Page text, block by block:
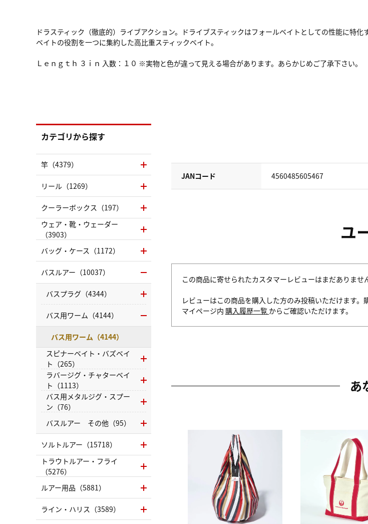
ドラスティック（徹底的）ライブアクション。ドライブスティックはフォールベイトとしての性能に特
ベイトの役割を一つに集約した高比重スティックベイト。
Ｌｅｎｇｔｈ ３ｉｎ 入数：１０ ※実物と色が違って見える場合があります。あらかじめご了承下さい。
JANコード 4560485605467
ユ
この商品に寄せられたカスタマーレビューはまだありませ
レビューはこの商品を購入した方のみ投稿いただけます。
マイページ内 購入履歴一覧 からご確認いただけます。
あ
カテゴリから探す
竿（4379）
リール（1269）
クーラーボックス（197）
ウェア・靴・ウェーダー
（3903）
バッグ・ケース（1172）
バスルアー（10037）
バスプラグ（4344）
バス用ワーム（4144）
バス用ワーム（4144）
スピナーベイト・バズベイ
ト（265）
ラバージグ・チャターベイ
ト（1113）
バス用メタルジグ・スプー
ン（76）
バスルアー その他（95）
ソルトルアー（15718）
トラウトルアー・フライ
（5276）
ルアー用品（5881）
ライン・ハリス（3589）